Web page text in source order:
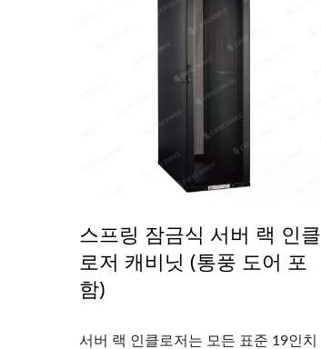
스프링 잠금식 서버 랙 인클
로저 캐비닛 (통풍 도어 포
함)
서버 랙 인클로저는 모든 표준 19인치